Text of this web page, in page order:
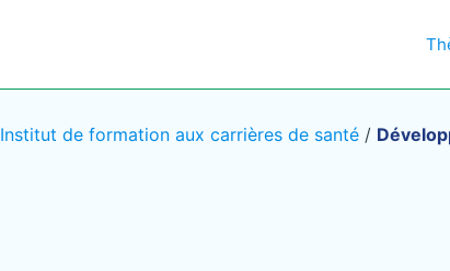
Institut de formation aux carrières de santé /